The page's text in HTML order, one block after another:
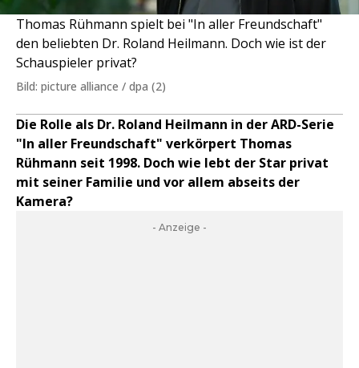
Thomas Rühmann spielt bei "In aller Freundschaft"
den beliebten Dr. Roland Heilmann. Doch wie ist der
Schauspieler privat?
Bild: picture alliance / dpa (2)
Die Rolle als Dr. Roland Heilmann in der ARD-Serie
"In aller Freundschaft" verkörpert Thomas
Rühmann seit 1998. Doch wie lebt der Star privat
mit seiner Familie und vor allem abseits der
Kamera?
- Anzeige -